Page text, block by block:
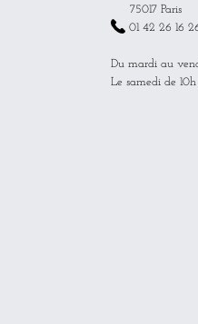
75017 Paris
01 42 26 16
Du mardi au
Le samedi de 10h